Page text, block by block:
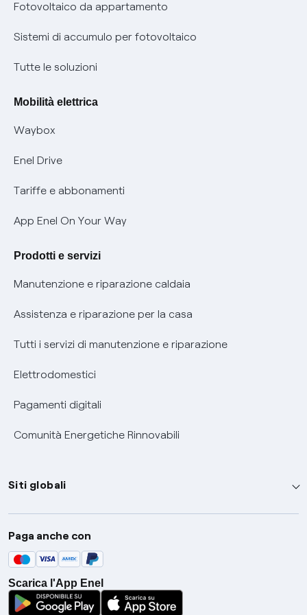
Informazioni precontrattuali prodotti e servizi
Condizioni generali di contratto prodotti e servizi
Informativa RAEE
Informativa Privacy AI
Remit
Certificazioni
Nuove regole europee per la protezione dei dati
Offerte Placet non vulnerabili
Offerta Tutela Vulnerabilità Gas
Mobilità Elettrica
Phishing e truffe online
Verifica chi ti ha chiamato
Agevolazione utenti con disabilità per offerte Fibra
Informativa RAEE
Fotovoltaico da appartamento
Sistemi di accumulo per fotovoltaico
Tutte le soluzioni
Mobilità elettrica
Waybox
Enel Drive
Tariffe e abbonamenti
App Enel On Your Way
Prodotti e servizi
Manutenzione e riparazione caldaia
Assistenza e riparazione per la casa
Tutti i servizi di manutenzione e riparazione
Elettrodomestici
Pagamenti digitali
Comunità Energetiche Rinnovabili
Siti globali
Enel Group
Enel Green Power
Global Trading
Global Procurement
Gridspertise
Paga anche con
Scarica l'App Enel